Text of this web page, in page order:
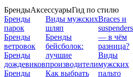
БрендыАксессуарыГид по стилю
Бренды
парок
Бренды
ветровок
Бренды
дождевиков
Бренды
Виды мужских
шляп
Бренды
бейсболок:
лучшие
производители
Как выбрать
Braces и
suspenders
— в чём
разница?
Виды
мужских
пальто